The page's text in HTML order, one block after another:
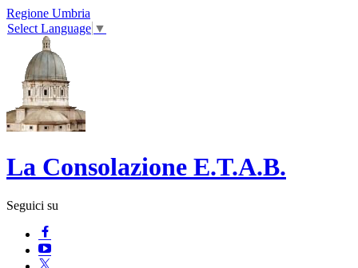
Regione Umbria
Select Language ▼
La Consolazione E.T.A.B.
Seguici su